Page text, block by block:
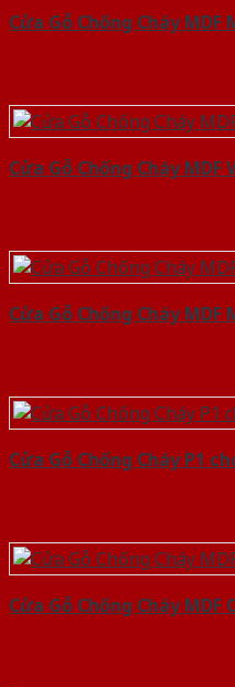
Cửa Gỗ Chống Cháy MDF
Cửa Gỗ Chống Cháy MDF
Cửa Gỗ Chống Cháy
Cửa Gỗ Chống Cháy P1
Cửa Gỗ Chống Cháy MDF